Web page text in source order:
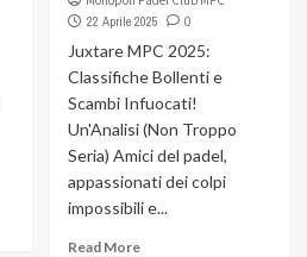
22 Aprile 2025
0
Juxtare MPC 2025:
Classifiche Bollenti e
Scambi Infuocati!
Un'Analisi (Non Troppo
Seria) Amici del padel,
appassionati dei colpi
impossibili e...
Read More